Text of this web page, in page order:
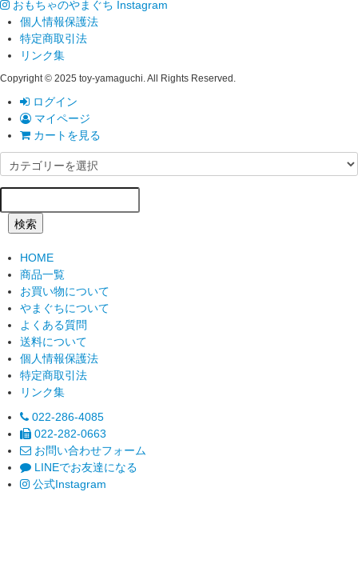
おもちゃのやまぐち Instagram
個人情報保護法
特定商取引法
リンク集
Copyright © 2025 toy-yamaguchi. All Rights Reserved.
ログイン
マイページ
カートを見る
検索
HOME
商品一覧
お買い物について
やまぐちについて
よくある質問
送料について
個人情報保護法
特定商取引法
リンク集
022-286-4085
022-282-0663
お問い合わせフォーム
LINEでお友達になる
公式Instagram